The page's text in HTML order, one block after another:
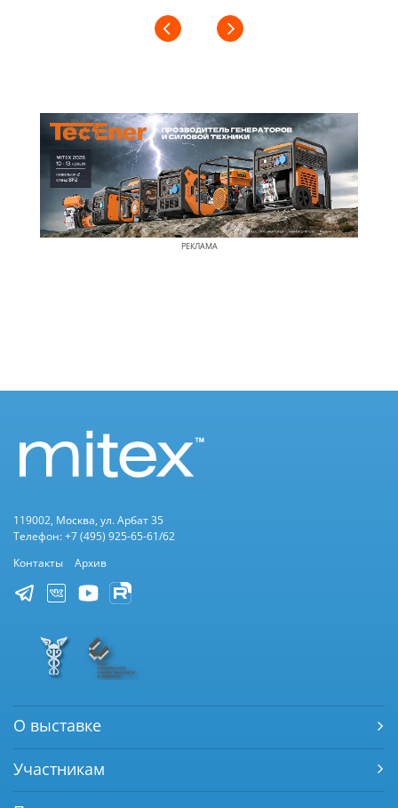
РЕКЛАМА
119002, Москва, ул. Арбат 35
Телефон: +7 (495) 925-65-61/62
Контакты
Архив
О выставке
Участникам